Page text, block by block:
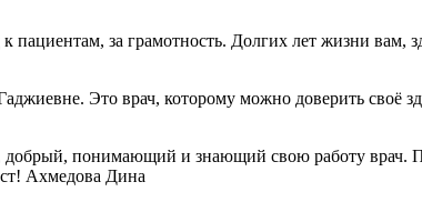
за грамотность. Долгих лет жизни вам,
Это врач, которому можно доверить своё
понимающий и знающий свою работу врач.
Ахмедова Дина